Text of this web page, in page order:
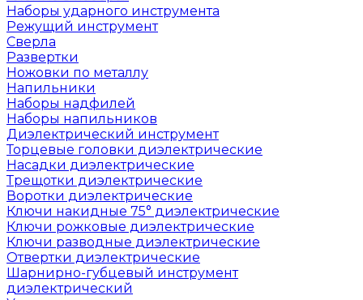
Наборы ударного инструмента
Режущий инструмент
Сверла
Развертки
Ножовки по металлу
Напильники
Наборы надфилей
Наборы напильников
Диэлектрический инструмент
Торцевые головки диэлектрические
Насадки диэлектрические
Трещотки диэлектрические
Воротки диэлектрические
Ключи накидные 75° диэлектрические
Ключи рожковые диэлектрические
Ключи разводные диэлектрические
Отвертки диэлектрические
Шарнирно-губцевый инструмент
диэлектрический